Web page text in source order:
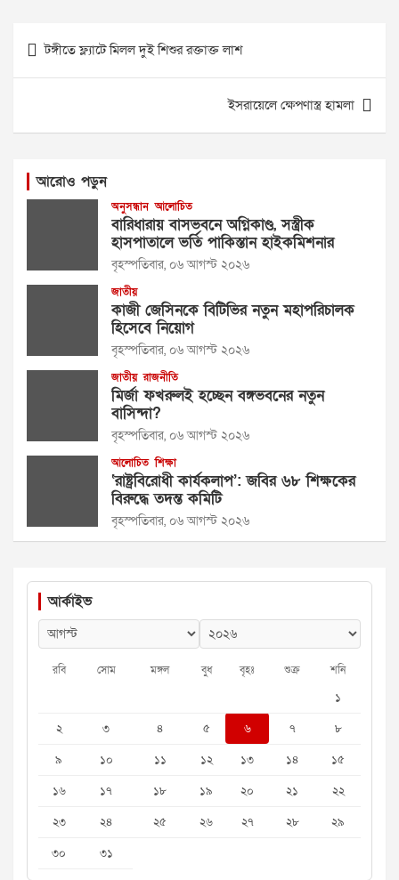
Post
navigation
টঙ্গীতে ফ্ল্যাটে মিলল দুই শিশুর রক্তাক্ত লাশ
ইসরায়েলে ক্ষেপণাস্ত্র হামলা
আরোও পড়ুন
অনুসন্ধান আলোচিত
বারিধারায় বাসভবনে অগ্নিকাণ্ড, সস্ত্রীক
হাসপাতালে ভর্তি পাকিস্তান হাইকমিশনার
বৃহস্পতিবার, ০৬ আগস্ট ২০২৬
জাতীয়
কাজী জেসিনকে বিটিভির নতুন মহাপরিচালক
হিসেবে নিয়োগ
বৃহস্পতিবার, ০৬ আগস্ট ২০২৬
জাতীয় রাজনীতি
মির্জা ফখরুলই হচ্ছেন বঙ্গভবনের নতুন
বাসিন্দা?
বৃহস্পতিবার, ০৬ আগস্ট ২০২৬
আলোচিত শিক্ষা
‘রাষ্ট্রবিরোধী কার্যকলাপ’: জবির ৬৮ শিক্ষকের
বিরুদ্ধে তদন্ত কমিটি
বৃহস্পতিবার, ০৬ আগস্ট ২০২৬
আর্কাইভ
রবি সোম মঙ্গল বুধ বৃহঃ শুক্র শনি
১
২
৩ ৪ ৫ ৬ ৭
৮
৯
১০ ১১ ১২ ১৩ ১৪
১৫
১৬
১৭ ১৮ ১৯ ২০ ২১
২২
২৩
২৪ ২৫ ২৬ ২৭ ২৮
২৯
৩০
৩১